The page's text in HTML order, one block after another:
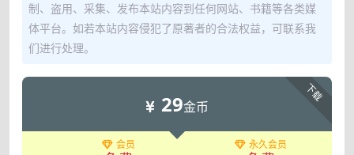
制、盗用、采集、发布本站内容到任何网站、书籍等各类媒
体平台。如若本站内容侵犯了原著者的合法权益，可联系我
们进行处理。
下载
29金币
会员 永久会员